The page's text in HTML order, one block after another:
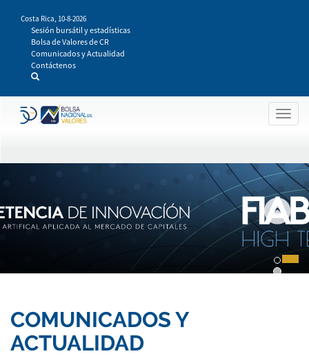
contenido
principal
Costa Rica, 10-8-2026
Sesión bursátil y estadísticas
Bolsa de Valores de CR
Comunicados y Actualidad
Contáctenos
COMUNICADOS Y
ACTUALIDAD